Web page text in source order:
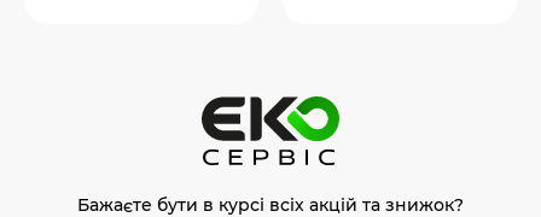
Бажаєте бути в курсі всіх акцій та знижок?